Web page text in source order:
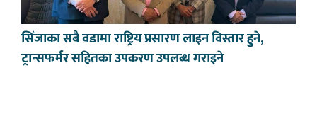
सिँजाका सबै वडामा राष्ट्रिय प्रसारण लाइन विस्तार हुने,
ट्रान्सफर्मर सहितका उपकरण उपलब्ध गराइने